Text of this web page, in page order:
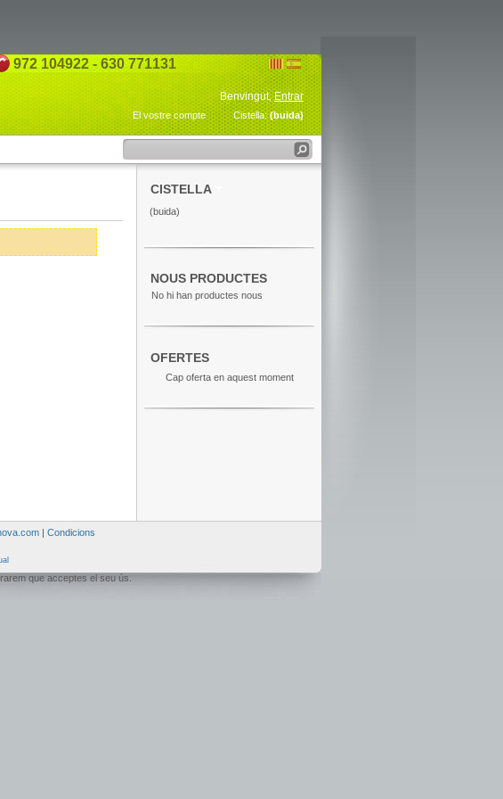
972 104922 - 630 771131
Benvingut,Entrar
Cistella: (buida)
El vostre compte
CISTELLA
(buida)
NOUS PRODUCTES
No hi han productes nous
OFERTES
Cap oferta en aquest moment
| Condicions
que acceptes el seu ús.